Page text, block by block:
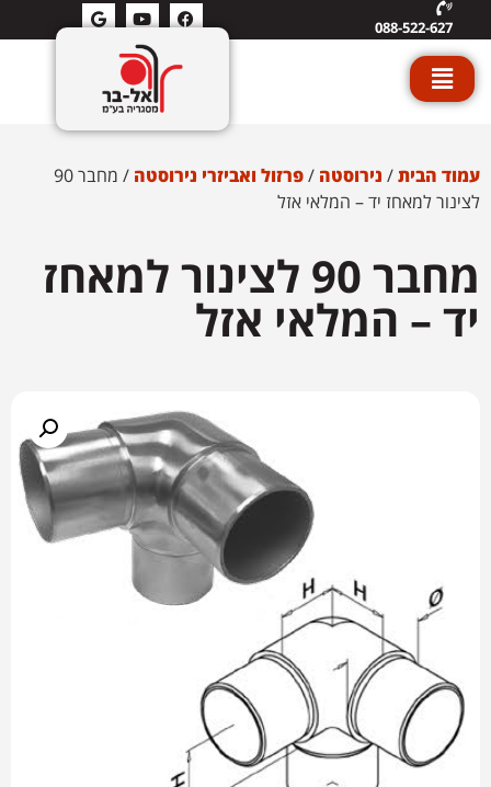
088-522-627
עמוד הבית/ נירוסטה /פרזול ואביזרי נירוסטה
/ מחבר 90
לצינור למאחז יד – המלאי אזל
מחבר 90 לצינור למאחז
יד – המלאי אזל